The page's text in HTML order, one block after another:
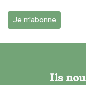
Je m'abonne
Ils